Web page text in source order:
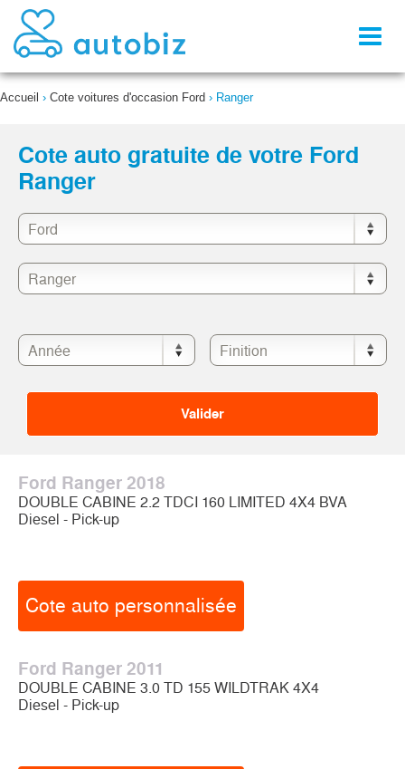
Accueil › Cote voitures d'occasion Ford › Ranger
Cote auto gratuite de votre Ford
Ranger
Ford Ranger 2018
DOUBLE CABINE 2.2 TDCI 160 LIMITED 4X4 BVA
Diesel - Pick-up
Cote auto personnalisée
Ford Ranger 2011
DOUBLE CABINE 3.0 TD 155 WILDTRAK 4X4
Diesel - Pick-up